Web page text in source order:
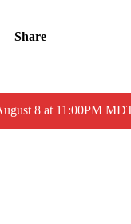
Share
8 at 11:00PM